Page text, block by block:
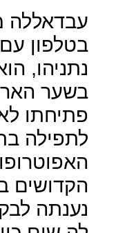
עבדאללה
בטלפון
נתניהו,
בשער
פתיחתו
לתפילה
הקדושים
נענתה